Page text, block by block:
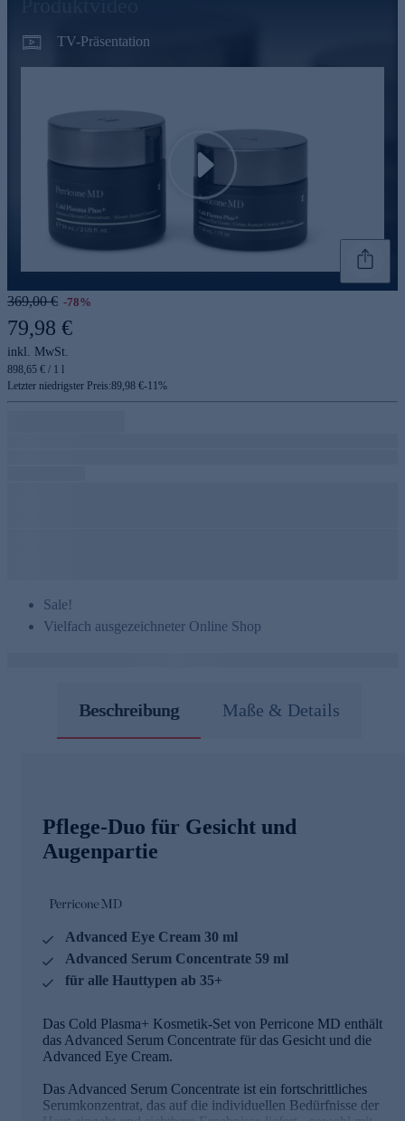
TV-Präsentation
Play
369,00 € -78%
79,98 €
inkl. MwSt.
898,65 € / 1 l
Letzter niedrigster Preis:89,98 €-11%
Sale!
Vielfach ausgezeichneter Online Shop
Beschreibung Maße & Details
Pflege-Duo für Gesicht und
Augenpartie
Advanced Eye Cream 30 ml
Advanced Serum Concentrate 59 ml
für alle Hauttypen ab 35+
Das Cold Plasma+ Kosmetik-Set von Perricone MD enthält
das Advanced Serum Concentrate für das Gesicht und die
Advanced Eye Cream.
Das Advanced Serum Concentrate ist ein fortschrittliches
Serumkonzentrat, das auf die individuellen Bedürfnisse der